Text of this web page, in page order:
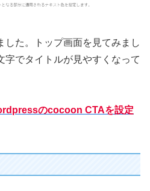
した。トップ画面を見てみまし
字でタイトルが見やすくなって
のcocoon CTAを設定